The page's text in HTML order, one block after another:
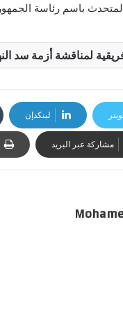
باسم رئاسة
لمناقشة أزمة سد
لينكدإن
مشاركة عبر البريد